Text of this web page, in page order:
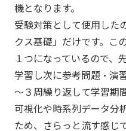
機となります。
受験対策として使用した
クス基礎」だけです。こ
１つになっているので、
学習し次に参考問題・演
～３周繰り返して学習期
可視化や時系列データ分
ため、さらっと流す感じ